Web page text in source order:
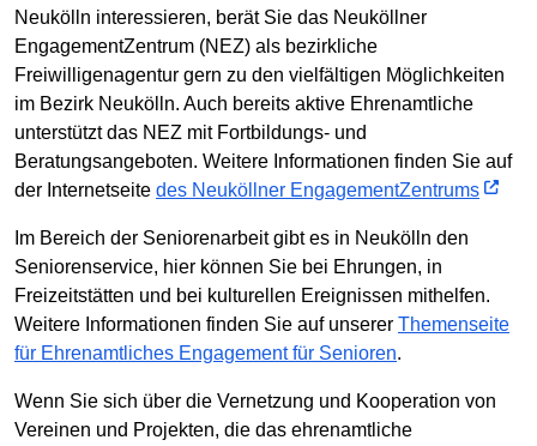
Neukölln interessieren, berät Sie das Neuköllner
EngagementZentrum (NEZ) als bezirkliche
Freiwilligenagentur gern zu den vielfältigen Möglichkeiten
im Bezirk Neukölln. Auch bereits aktive Ehrenamtliche
unterstützt das NEZ mit Fortbildungs- und
Beratungsangeboten. Weitere Informationen finden Sie auf
der Internetseite des Neuköllner EngagementZentrums
Im Bereich der Seniorenarbeit gibt es in Neukölln den
Seniorenservice, hier können Sie bei Ehrungen, in
Freizeitstätten und bei kulturellen Ereignissen mithelfen.
Weitere Informationen finden Sie auf unserer Themenseite
für Ehrenamtliches Engagement für Senioren.
Wenn Sie sich über die Vernetzung und Kooperation von
Vereinen und Projekten, die das ehrenamtliche